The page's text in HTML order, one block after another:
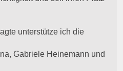
unterstütze ich die
Gabriele Heinemann und